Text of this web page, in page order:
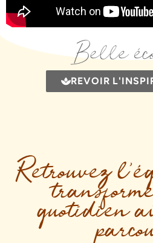
Belle
REVOIR
Retrouvez
quotidien